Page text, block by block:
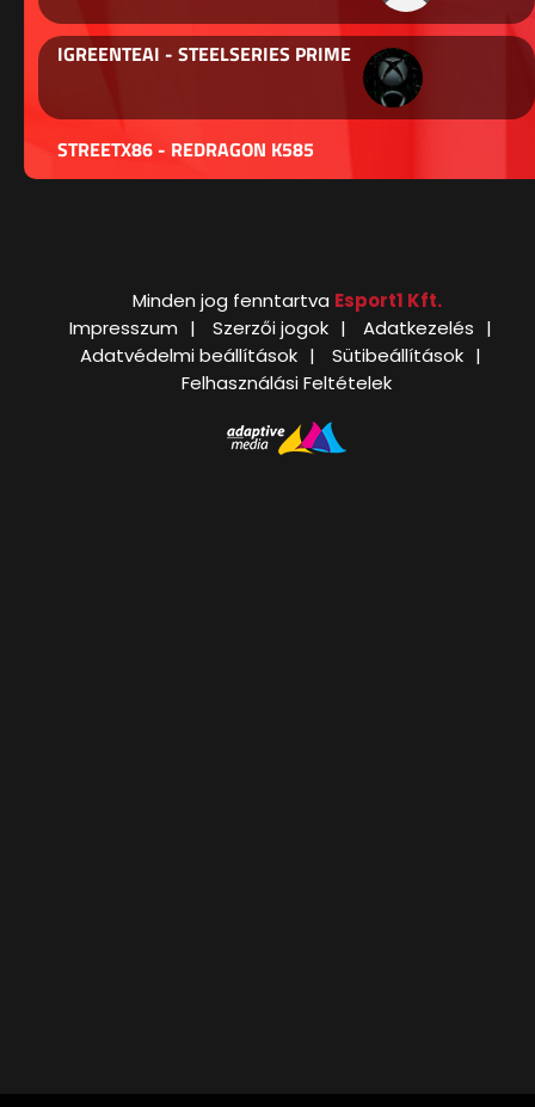
IGREENTEAI - STEELSERIES PRIME
STREETX86 - REDRAGON K585
Minden jog fenntartva Esport1 Kft.
Impresszum
Szerzői jogok
Adatkezelés
Adatvédelmi beállítások
Sütibeállítások
Felhasználási Feltételek